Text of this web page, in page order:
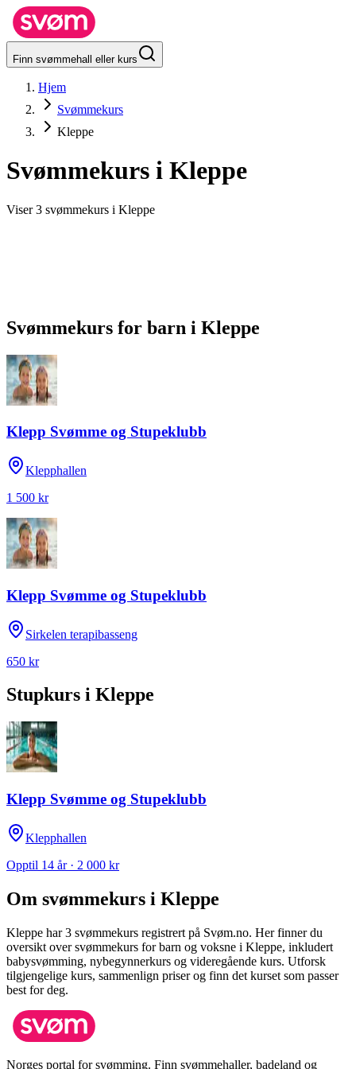
Finn svømmehall eller kurs
Hjem
Svømmekurs
Kleppe
Svømmekurs i Kleppe
Viser 3 svømmekurs i Kleppe
Svømmekurs for barn i Kleppe
Klepp Svømme og Stupeklubb
Klepphallen
1 500 kr
Klepp Svømme og Stupeklubb
Sirkelen terapibasseng
650 kr
Stupkurs i Kleppe
Klepp Svømme og Stupeklubb
Klepphallen
Opptil 14 år · 2 000 kr
Om svømmekurs i Kleppe
Kleppe har3 svømmekurs registrert på Svøm.no. Her finner du
oversikt over svømmekurs for barn og voksne i Kleppe, inkludert
babysvømming, nybegynnerkurs og videregående kurs. Utforsk
tilgjengelige kurs, sammenlign priser og finn det kurset som passer
best for deg.
Norges portal for svømming. Finn svømmehaller, badeland og